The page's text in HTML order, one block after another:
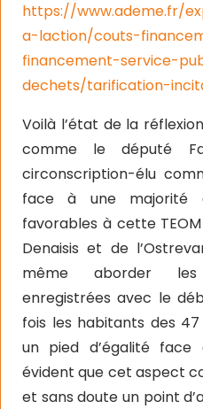
https://www.ademe.fr/
a-laction/couts-
financement-service-
dechets/tarification-
Voilà l’état de la
comme le député
circonscription-élu
face à une majorité
favorables à cette
Denaisis et de
même aborder
enregistrées avec le
fois les habitants des
un pied d’égalité
évident que cet aspect
et sans doute un point